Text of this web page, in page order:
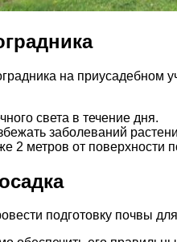
на
света в течение дня.
заболеваний
2 метров от поверхности
подготовку почвы